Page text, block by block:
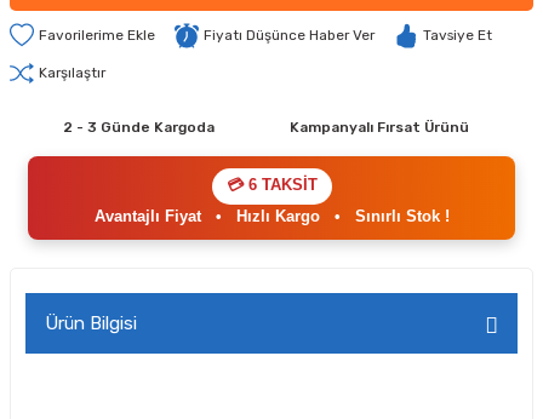
Fiyatı Düşünce Haber Ver Tavsiye Et
Karşılaştır
2 - 3 Günde Kargoda Kampanyalı Fırsat Ürünü
💳 6 TAKSİT
Avantajlı Fiyat• Hızlı Kargo• Sınırlı Stok !
Ürün Bilgisi